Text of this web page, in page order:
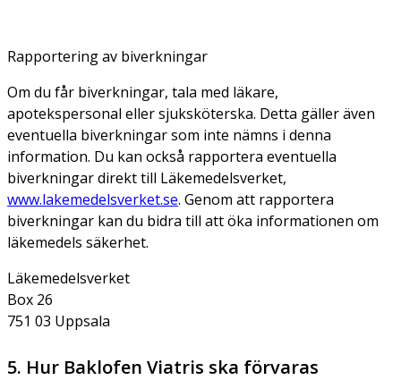
Rapportering av biverkningar
Om du får biverkningar, tala med läkare,
apotekspersonal eller sjuksköterska. Detta gäller även
eventuella biverkningar som inte nämns i denna
information. Du kan också rapportera eventuella
biverkningar direkt till Läkemedelsverket,
www.lakemedelsverket.se. Genom att rapportera
biverkningar kan du bidra till att öka informationen om
läkemedels säkerhet.
Läkemedelsverket
Box 26
751 03 Uppsala
5. Hur Baklofen Viatris ska förvaras